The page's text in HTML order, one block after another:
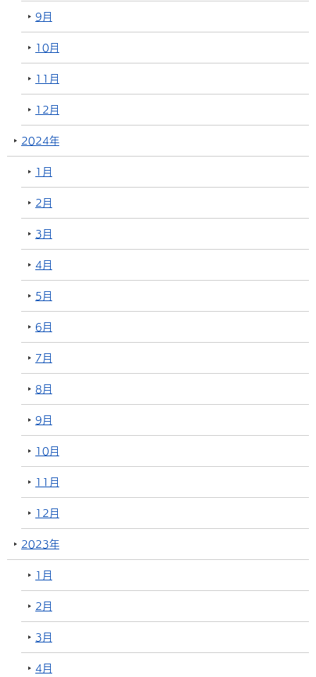
9月
10月
11月
12月
2024年
1月
2月
3月
4月
5月
6月
7月
8月
9月
10月
11月
12月
2023年
1月
2月
3月
4月